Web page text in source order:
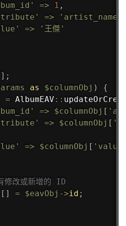
=> 1 ,
=> 'artist_name'
=>
'王傑'
] ;
as $columnObj )
{
= AlbumEAV ::
=> $columnObj [
=> $columnObj [
=> $columnObj [
改或新增的 ID
[ ] = $eavObj ->id ;